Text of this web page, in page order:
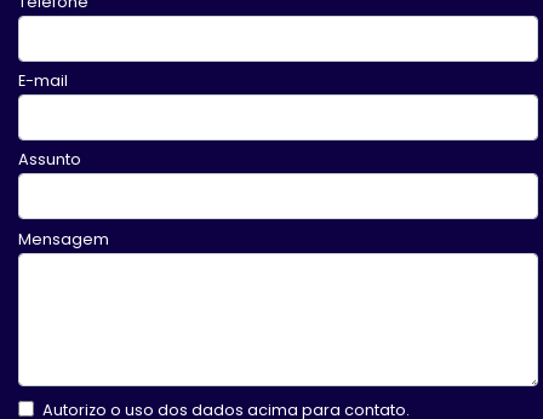
E-mail
Assunto
Mensagem
Autorizo o uso dos dados acima para contato.